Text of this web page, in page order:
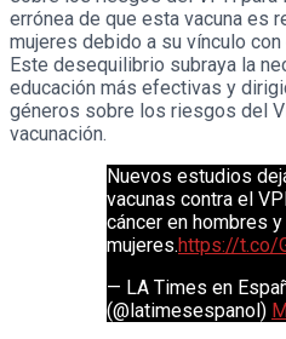
errónea de que esta vacuna es
mujeres debido a su vínculo
Este desequilibrio subraya la
educación más efectivas y
géneros sobre los riesgos del
vacunación.
Nuevos estudios
vacunas contra el
cáncer en hombres y
mujeres.https://t.co/
— LA Times en
(@latimesespanol)